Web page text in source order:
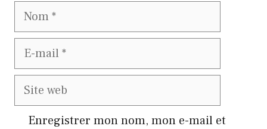
Nom
E-
Site
Enregistrer mon nom, mon e-mail et